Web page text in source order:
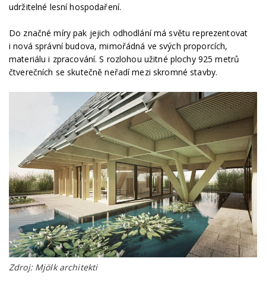
udržitelné lesní hospodaření.
Do značné míry pak jejich odhodlání má světu reprezentovat
i nová správní budova, mimořádná ve svých proporcích,
materiálu i zpracování. S rozlohou užitné plochy 925 metrů
čtverečních se skutečně neřadí mezi skromné stavby.
Zdroj: Mjölk architekti